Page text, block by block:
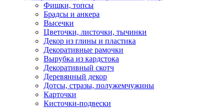
Фишки, топсы
Брадсы и анкера
Высечки
Цветочки, листочки, тычинки
Декор из глины и пластика
Декоративные рамочки
Вырубка из кардстока
Декоративный скотч
Деревянный декор
Дотсы, стразы, полужемчужины
Карточки
Кисточки-подвески